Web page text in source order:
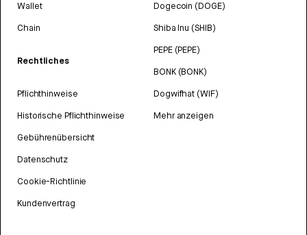
Wallet
Chain
Rechtliches
Pflichthinweise
Historische Pflichthinweise
Gebührenübersicht
Datenschutz
Cookie-Richtlinie
Kundenvertrag
Dogecoin (DOGE)
Shiba Inu (SHIB)
PEPE (PEPE)
BONK (BONK)
Dogwifhat (WIF)
Mehr anzeigen